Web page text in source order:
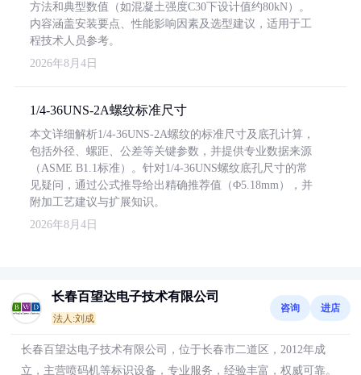
方法和典型数值（如混凝土强度C30下设计值约80kN）。
内容涵盖安装要点、性能影响因素及选型建议，适用于工
程技术人员参考。
2026年8月4日
1/4-36UNS-2A螺纹标准尺寸
本文详细解析1/4-36UNS-2A螺纹的标准尺寸及底孔计算，
包括外径、螺距、公差等关键参数，并提供专业数据来源
（ASME B1.1标准）。针对1/4-36UNS螺纹底孔尺寸的常
见疑问，通过公式推导给出精确推荐值（Φ5.18mm），并
附加工艺建议与扩展知识。
2026年8月4日
长春百望达电子技术有限公司
法人:刘成
咨询 进店
长春百望达电子技术有限公司，位于长春市二道区，2012年成
立，主营喷码机等标识设备，专业服务，经验丰富，权威可靠。